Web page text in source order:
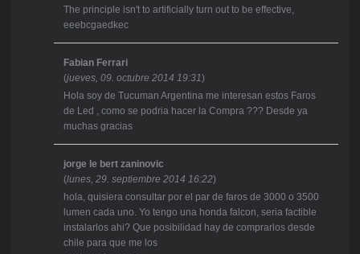
The principle isn't to artificially turn out to be effective,
eeebcgaedkec
Fabian Ferrari
(jueves, 09. octubre 2014 19:31)
Hola soy de Tucuman Argentina me interesan estos Faros
de Led , como se podria hacer la Compra ??? Desde ya
muchas gracias
jorge le bert zaninovic
(lunes, 29. septiembre 2014 16:22)
hola, quisiera consultar por el par de faros de 3000 o 3500
lumen cada uno. Yo tengo una honda falcon, seria factible
instalarlos ahi? Que posibilidad hay de comprarlos desde
chile para que me los